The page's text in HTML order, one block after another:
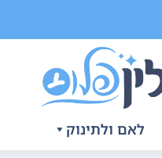
לאם ולתינוק